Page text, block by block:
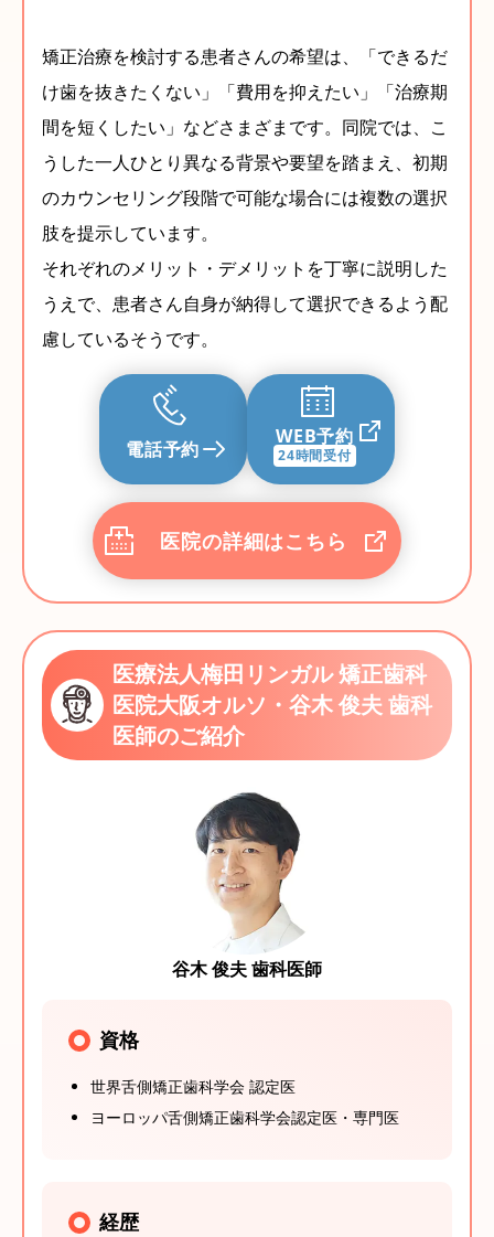
矯正治療を検討する患者さんの希望は、「できるだ
け歯を抜きたくない」「費用を抑えたい」「治療期
間を短くしたい」などさまざまです。同院では、こ
うした一人ひとり異なる背景や要望を踏まえ、初期
のカウンセリング段階で可能な場合には複数の選択
肢を提示しています。
それぞれのメリット・デメリットを丁寧に説明した
うえで、患者さん自身が納得して選択できるよう配
慮しているそうです。
電話予約
WEB予約
24時間受付
医院の詳細はこちら
医療法人梅田リンガル 矯正歯科
医院大阪オルソ・谷木 俊夫 歯科
医師のご紹介
谷木 俊夫 歯科医師
資格
世界舌側矯正歯科学会 認定医
ヨーロッパ舌側矯正歯科学会認定医・専門医
経歴